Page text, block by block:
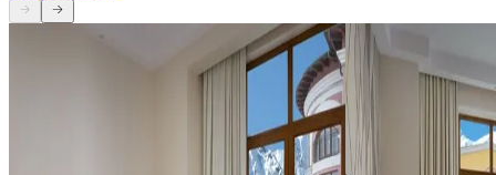
Стандарт с одной большой кроватью
планировкой и современным оснащением.
Номер располагает двуспальной кроватью
Стандарт с
кроватями
Уютный номер с
планировкой, в
комфортного